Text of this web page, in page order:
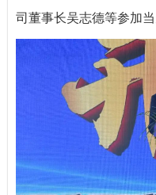
司董事长吴志德等参加